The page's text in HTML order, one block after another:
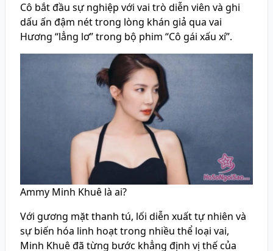
Cô bắt đầu sự nghiệp với vai trò diễn viên và ghi
dấu ấn đậm nét trong lòng khán giả qua vai
Hương “lẳng lơ” trong bộ phim “Cô gái xấu xí”.
Ammy Minh Khuê là ai?
Với gương mặt thanh tú, lối diễn xuất tự nhiên và
sự biến hóa linh hoạt trong nhiều thể loại vai,
Minh Khuê đã từng bước khẳng định vị thế của